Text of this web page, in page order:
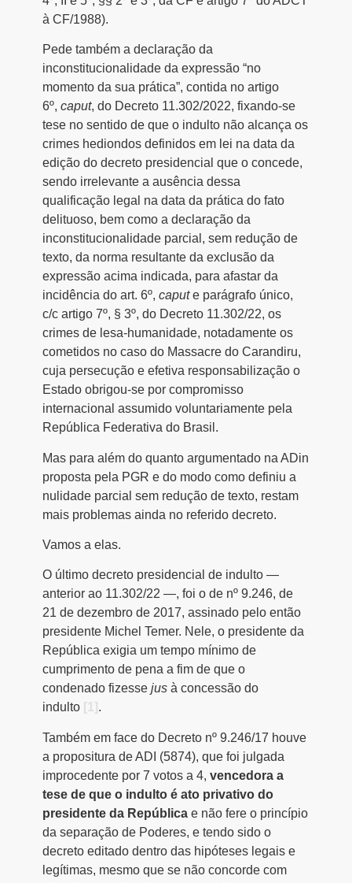
à CF/1988).
Pede também a declaração da
inconstitucionalidade da expressão “no
momento da sua prática”, contida no artigo
6º, caput, do Decreto 11.302/2022, fixando-se
tese no sentido de que o indulto não alcança os
crimes hediondos definidos em lei na data da
edição do decreto presidencial que o concede,
sendo irrelevante a ausência dessa
qualificação legal na data da prática do fato
delituoso, bem como a declaração da
inconstitucionalidade parcial, sem redução de
texto, da norma resultante da exclusão da
expressão acima indicada, para afastar da
incidência do art. 6º, capute parágrafo único,
c/c artigo 7º, § 3º, do Decreto 11.302/22, os
crimes de lesa-humanidade, notadamente os
cometidos no caso do Massacre do Carandiru,
cuja persecução e efetiva responsabilização o
Estado obrigou-se por compromisso
internacional assumido voluntariamente pela
República Federativa do Brasil.
Mas para além do quanto argumentado na ADin
proposta pela PGR e do modo como definiu a
nulidade parcial sem redução de texto, restam
mais problemas ainda no referido decreto.
Vamos a elas.
O último decreto presidencial de indulto —
anterior ao 11.302/22 —, foi o de nº 9.246, de
21 de dezembro de 2017, assinado pelo então
presidente Michel Temer. Nele, o presidente da
República exigia um tempo mínimo de
cumprimento de pena a fim de que o
condenado fizesse jus à concessão do
indulto [1] .
Também em face do Decreto nº 9.246/17 houve
a propositura de ADI (5874), que foi julgada
improcedente por 7 votos a 4, vencedora a
tese de que o indulto é ato privativo do
presidente da República e não fere o princípio
da separação de Poderes, e tendo sido o
decreto editado dentro das hipóteses legais e
legítimas, mesmo que se não concorde com